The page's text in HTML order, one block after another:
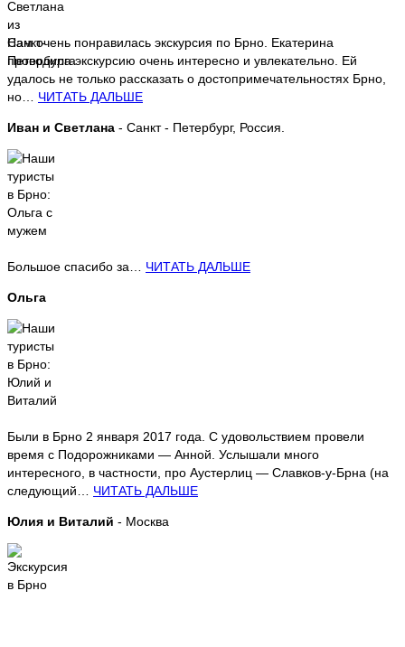
Нам очень понравилась экскурсия по Брно. Екатерина
проводила экскурсию очень интересно и увлекательно. Ей
удалось не только рассказать о достопримечательностях Брно,
но… ЧИТАТЬ ДАЛЬШЕ
Иван и Светлана - Санкт - Петербург, Россия.
Большое спасибо за… ЧИТАТЬ ДАЛЬШЕ
Ольга
Были в Брно 2 января 2017 года. С удовольствием провели
время с Подорожниками — Анной. Услышали много
интересного, в частности, про Аустерлиц — Славков-у-Брна (на
следующий… ЧИТАТЬ ДАЛЬШЕ
Юлия и Виталий - Москва